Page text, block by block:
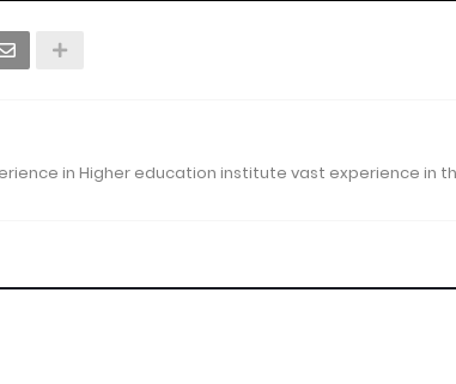
in Higher education institute vast experience in